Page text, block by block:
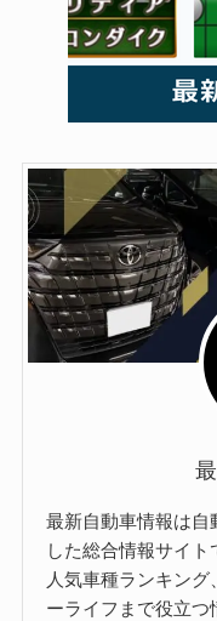
最新自動車情報は
した総合情報サイト
人気車種ランキン
ーライフまで役立